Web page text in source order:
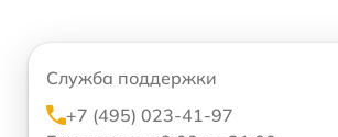
Служба поддержки
+7 (495) 023-41-97